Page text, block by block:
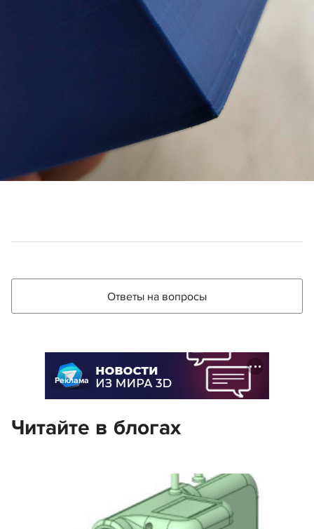
Ответы на вопросы
Реклама
Читайте в блогах